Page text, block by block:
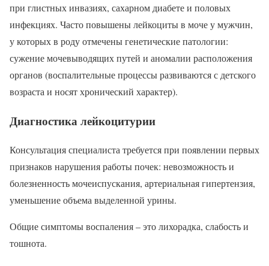
при глистных инвазиях, сахарном диабете и половых
инфекциях. Часто повышены лейкоциты в моче у мужчин,
у которых в роду отмечены генетические патологии:
сужение мочевыводящих путей и аномалии расположения
органов (воспалительные процессы развиваются с детского
возраста и носят хронический характер).
Диагностика лейкоцитурии
Консультация специалиста требуется при появлении первых
признаков нарушения работы почек: невозможность и
болезненность мочеиспускания, артериальная гипертензия,
уменьшение объема выделенной урины.
Общие симптомы воспаления – это лихорадка, слабость и
тошнота.